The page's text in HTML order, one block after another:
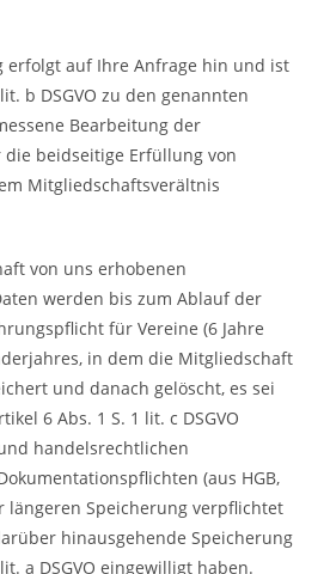
erfolgt auf Ihre Anfrage hin und ist
b DSGVO zu den genannten
Bearbeitung der
beidseitige Erfüllung von
Mitgliedschaftsverältnis
von uns erhobenen
werden bis zum Ablauf der
für Vereine (6 Jahre
in dem die Mitgliedschaft
und danach gelöscht, es sei
6 Abs. 1 S. 1 lit. c DSGVO
handelsrechtlichen
(aus HGB,
längeren Speicherung verpflichtet
hinausgehende Speicherung
a DSGVO eingewilligt haben.